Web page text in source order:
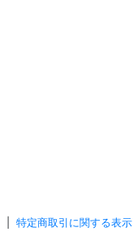
特定商取引に関する表示